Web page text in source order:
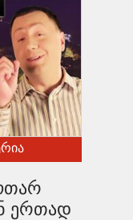
ერთად